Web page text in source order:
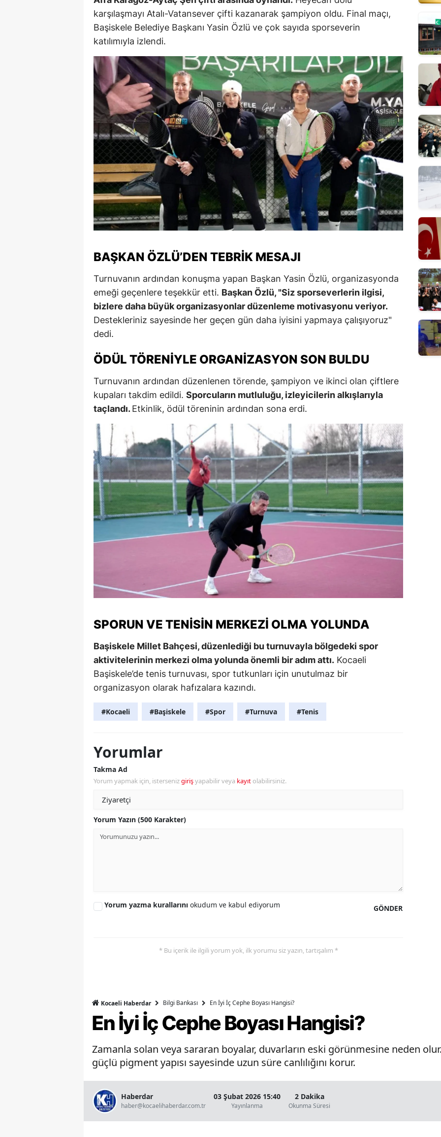
karşılaşmayı Atalı-Vatansever çifti kazanarak şampiyon oldu. Final maçı,
Başiskele Belediye Başkanı Yasin Özlü ve çok sayıda sporseverin
katılımıyla izlendi.
BAŞKAN ÖZLÜ’DEN TEBRIK MESAJI
Turnuvanın ardından konuşma yapan Başkan Yasin Özlü, organizasyonda
emeği geçenlere teşekkür etti. Başkan Özlü, "Siz sporseverlerin ilgisi,
bizlere daha büyük organizasyonlar düzenleme motivasyonu veriyor.
Destekleriniz sayesinde her geçen gün daha iyisini yapmaya çalışıyoruz"
dedi.
ÖDÜL TÖRENIYLE ORGANIZASYON SON BULDU
Turnuvanın ardından düzenlenen törende, şampiyon ve ikinci olan çiftlere
kupaları takdim edildi. Sporcuların mutluluğu, izleyicilerin alkışlarıyla
taçlandı.Etkinlik, ödül töreninin ardından sona erdi.
SPORUN VE TENISIN MERKEZI OLMA YOLUNDA
Başiskele Millet Bahçesi, düzenlediği bu turnuvayla bölgedeki spor
aktivitelerinin merkezi olma yolunda önemli bir adım attı. Kocaeli
Başiskele’de tenis turnuvası, spor tutkunları için unutulmaz bir
organizasyon olarak hafızalara kazındı.
#Kocaeli #Başiskele #Spor #Turnuva #Tenis
Yorumlar
Takma Ad
Yorum yapmak için, istersenizgirişyapabilir veya kayıt olabilirsiniz.
Yorum Yazın (500 Karakter)
GÖNDER
Yorum yazma kurallarını okudum ve kabul ediyorum
* Bu içerik ile ilgili yorum yok, ilk yorumu siz yazın, tartışalım *
Kocaeli Haberdar Bilgi Bankası En İyi İç Cephe Boyası Hangisi?
En İyi İç Cephe Boyası Hangisi?
Zamanla solan veya sararan boyalar, duvarların eski görünmesine neden
güçlü pigment yapısı sayesinde uzun süre canlılığını korur.
Haberdar
haber@kocaelihaberdar.com.tr
03 Şubat 2026 15:40
Yayınlanma
2 Dakika
Okunma Süresi